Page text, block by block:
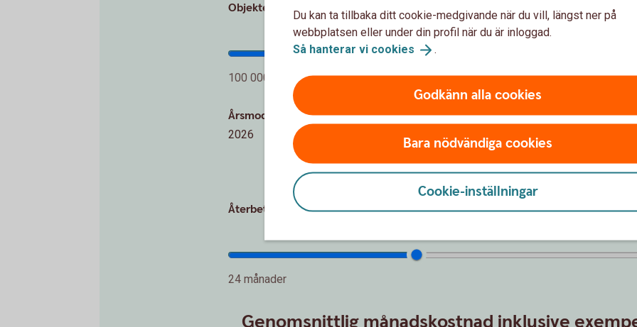
Objektets pris exklusive moms (lägsta möjliga pris kan vara 100 000 kronor)
100 000 kr
Årsmodell
2026
Ange om du ska gå in med
Värdet av kontantinsatsen är
Återbetalningstid
24 månader
Genomsnittlig månadskostnad inklusive
Du kan ta tillbaka ditt cookie-medgivande när du vill, längst ner på
webbplatsen eller under din profil när du är inloggad.
Så hanterar vi cookies .
Godkänn alla cookies
Bara nödvändiga cookies
Cookie-inställningar